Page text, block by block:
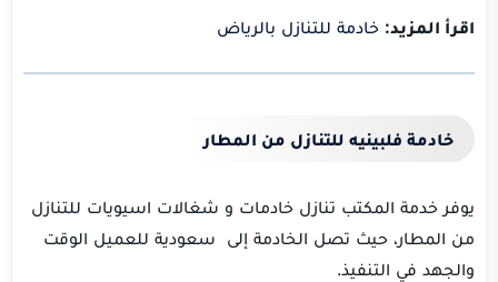
اقرأ المزيد: خادمة للتنازل بالرياض
خادمة فلبينيه للتنازل من المطار
يوفر خدمة المكتب تنازل خادمات و شغالات اسيويات للتنازل
من المطار، حيث تصل الخادمة إلى سعودية للعميل الوقت
والجهد في التنفيذ.